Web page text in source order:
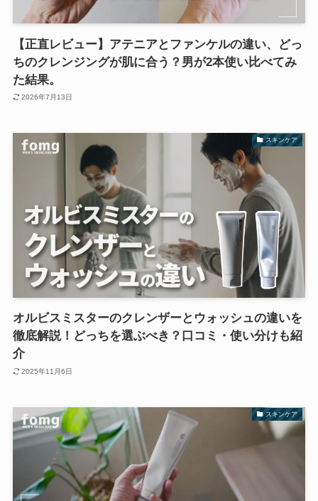
【正直レビュー】アテニアとファンケルの違い、どっ
ちのクレンジングが肌に合う？男が2本使い比べてみ
た結果。
2026年7月13日
スキンケア
オルビスミスターのクレンザーとウォッシュの違いを
徹底解説！どっちを選ぶべき？口コミ・使い分けも紹
介
2025年11月6日
スキンケア